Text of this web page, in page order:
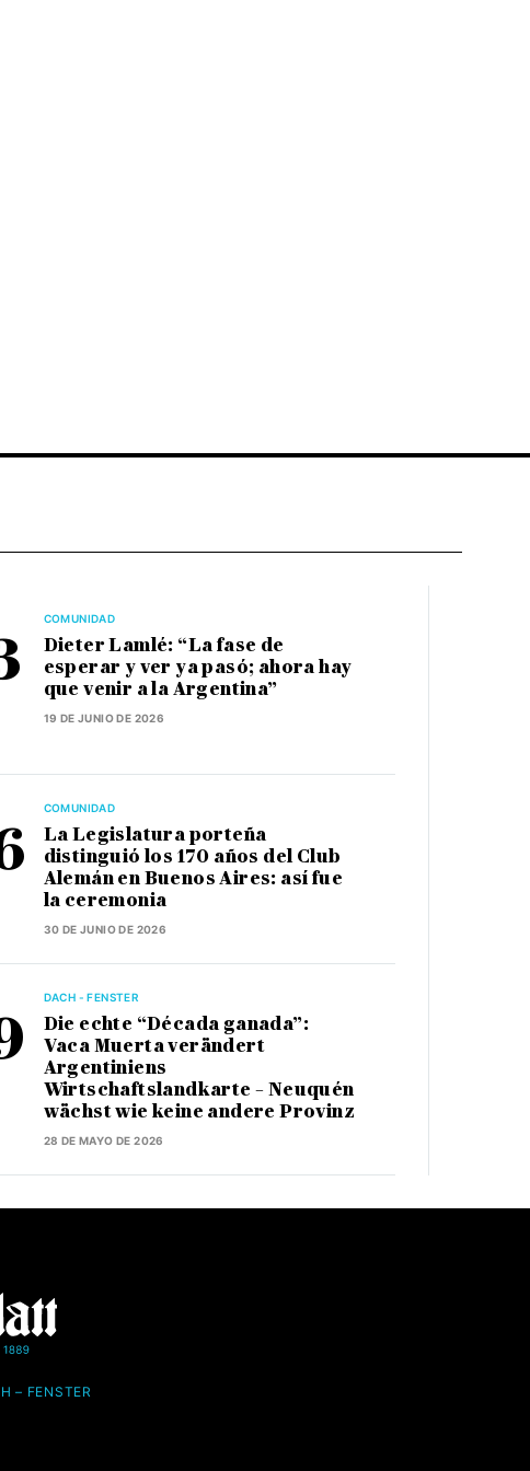
COMUNIDAD
Dieter Lamlé: “La fase de
esperar y ver ya pasó; ahora hay
que venir a la Argentina”
19 DE JUNIO DE 2026
COMUNIDAD
La Legislatura porteña
distinguió los 170 años del Club
Alemán en Buenos Aires: así fue
la ceremonia
30 DE JUNIO DE 2026
DACH - FENSTER
Die echte “Década ganada”:
Vaca Muerta verändert
Argentiniens
Wirtschaftslandkarte – Neuquén
wächst wie keine andere Provinz
28 DE MAYO DE 2026
– FENSTER